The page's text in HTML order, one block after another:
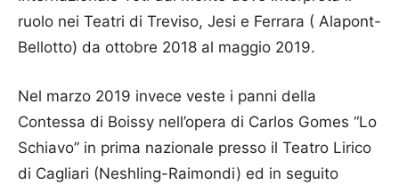
ruolo nei Teatri di Treviso, Jesi e Ferrara ( Alapont-
Bellotto) da ottobre 2018 al maggio 2019.
Nel marzo 2019 invece veste i panni della
Contessa di Boissy nell’opera di Carlos Gomes “Lo
Schiavo” in prima nazionale presso il Teatro Lirico
di Cagliari (Neshling-Raimondi) ed in seguito